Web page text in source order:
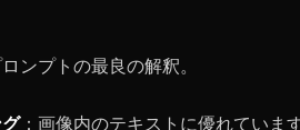
ンプトの最良の解釈。
：画像内のテキストに優れています